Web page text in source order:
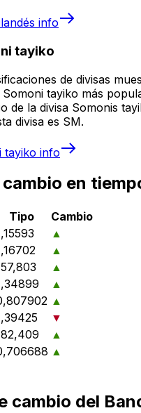
info
tayiko
de divisas
tayiko más
de la divisa Somonis
divisa es SM.
tayiko info
en
Tipo
Cambio
▲
▲
▲
▲
▲
▼
▲
▲
cambio del